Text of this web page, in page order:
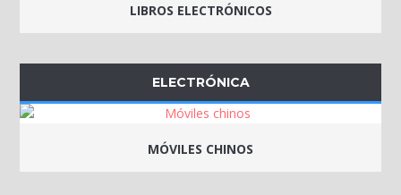
LIBROS ELECTRÓNICOS
ELECTRÓNICA
MÓVILES CHINOS